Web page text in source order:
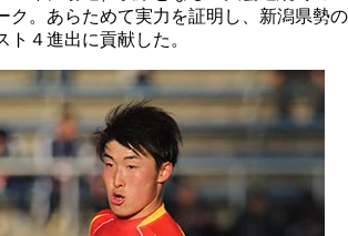
ク。あらためて実力を証明し、新潟県勢の
ト４進出に貢献した。